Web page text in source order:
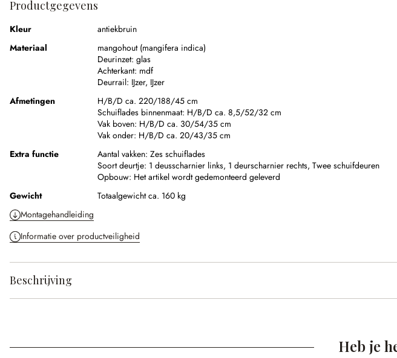
Productgegevens
Kleur
antiekbruin
Materiaal
mangohout (mangifera indica)
Deurinzet: glas
Achterkant: mdf
Deurrail: IJzer, IJzer
Afmetingen
H/B/D ca. 220/188/45 cm
Schuiflades binnenmaat: H/B/D ca. 8,5/52/32 cm
Vak boven: H/B/D ca. 30/54/35 cm
Vak onder: H/B/D ca. 20/43/35 cm
Extra functie
Aantal vakken: Zes schuiflades
Soort deurtje: 1 deusscharnier links, 1 deurscharnier rechts, Twee schuifdeuren
Opbouw: Het artikel wordt gedemonteerd geleverd
Gewicht
Totaalgewicht ca. 160 kg
Montagehandleiding
Informatie over productveiligheid
Beschrijving
Heb je